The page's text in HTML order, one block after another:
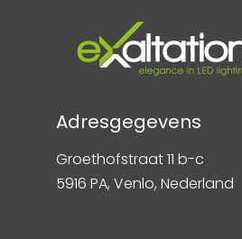
Adresgegevens
Groethofstraat 11 b-c
5916 PA, Venlo, Nederland